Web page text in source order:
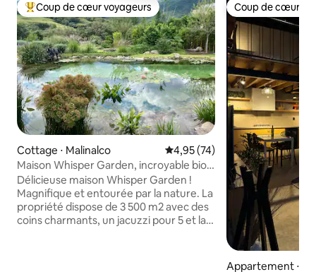
Coups de cœur voyageurs les plus appréciés
Coup de cœur voyageurs
Cottage ⋅ Malinalco Évaluation moyenne sur la
4,95 (74)
Maison Whisper Garden, incroyable bio-
piscine !!
Délicieuse maison Whisper Garden !
Magnifique et entourée par la nature. La
propriété dispose de 3 500 m2 avec des
coins charmants, un jacuzzi pour 5 et la
Coup de cœur
Coup de cœur
Appartement ⋅